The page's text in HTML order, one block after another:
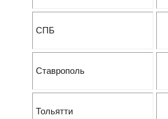
СПБ
Ставрополь
Тольятти